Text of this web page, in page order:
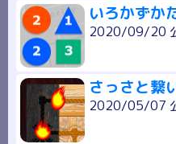
いろかずか
2020/09/20
さっさと繋
2020/05/07